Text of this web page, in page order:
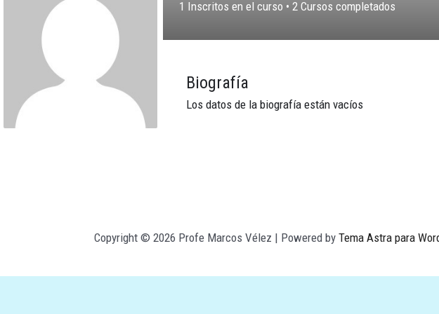
1 Inscritos en el curso • 2 Cursos completados
Biografía
Los datos de la biografía están vacíos
Copyright © 2026 Profe Marcos Vélez | Powered by Tema Astra para